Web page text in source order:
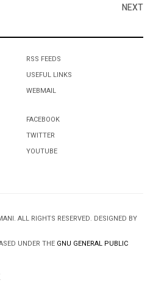
NEXT
RSS FEEDS
USEFUL LINKS
WEBMAIL
FACEBOOK
TWITTER
YOUTUBE
ALL RIGHTS RESERVED. DESIGNED BY
UNDER THE GNU GENERAL PUBLIC